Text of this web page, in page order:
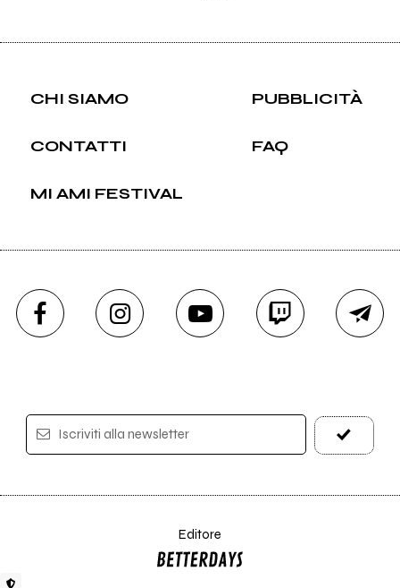
CHI SIAMO PUBBLICITÀ
CONTATTI FAQ
MI AMI FESTIVAL
Iscriviti alla newsletter
Editore